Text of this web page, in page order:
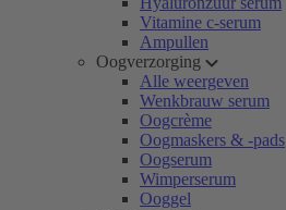
Vitamine c-serum
Ampullen
Oogverzorging
Alle weergeven
Wenkbrauw serum
Oogcrème
Oogmaskers & -pads
Oogserum
Wimperserum
Ooggel